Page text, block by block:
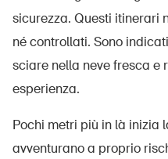
sicurezza. Questi itinerari
né controllati. Sono
sciare nella neve fresca e
esperienza.
Pochi metri più in là inizia
avventurano a proprio